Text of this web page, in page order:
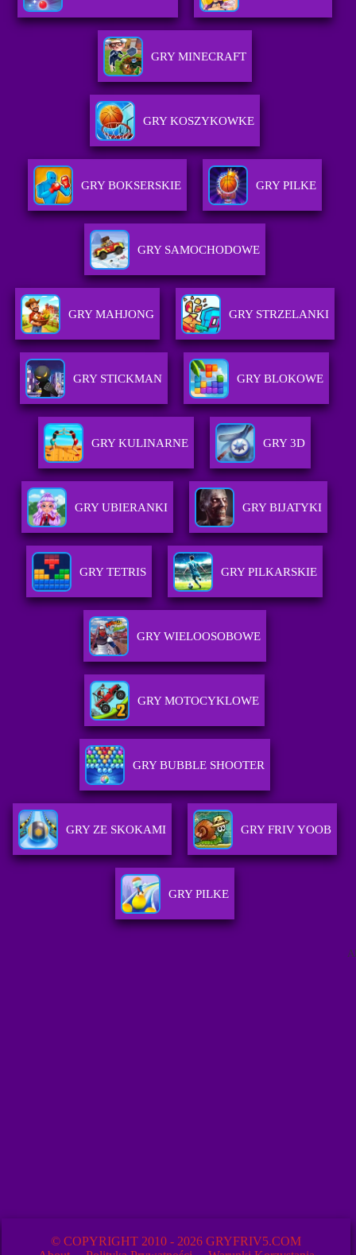
GRY MINECRAFT
GRY KOSZYKOWKE
GRY BOKSERSKIE GRY PILKE
GRY SAMOCHODOWE
GRY MAHJONG GRY STRZELANKI
GRY STICKMAN GRY BLOKOWE
GRY KULINARNE GRY 3D
GRY UBIERANKI GRY BIJATYKI
GRY TETRIS GRY PILKARSKIE
GRY WIELOOSOBOWE
GRY MOTOCYKLOWE
GRY BUBBLE SHOOTER
GRY ZE SKOKAMI GRY FRIV YOOB
GRY PILKE
© COPYRIGHT 2010 - 2026 GRYFRIV5.COM